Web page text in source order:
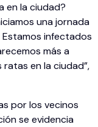
en la ciudad?
una jornada
infectados
más a
ratas en la ciudad”,
por los vecinos
se evidencia